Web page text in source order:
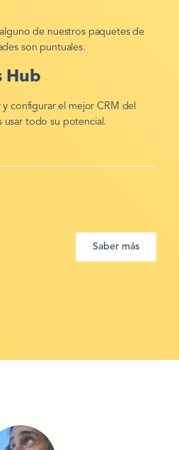
de nuestros paquetes de
son puntuales.
Hub
configurar el mejor CRM del
usar todo su potencial.
Saber más